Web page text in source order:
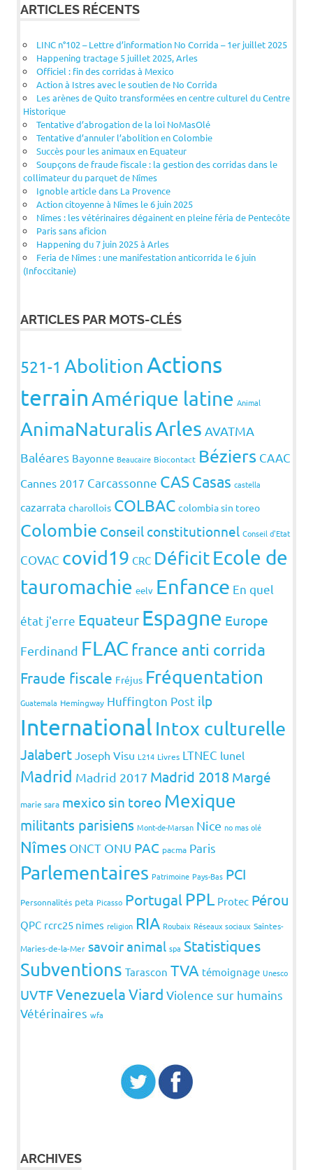
ARTICLES RÉCENTS
LINC n°102 – Lettre d’information No Corrida – 1er juillet 2025
Happening tractage 5 juillet 2025, Arles
Officiel : fin des corridas à Mexico
Action à Istres avec le soutien de No Corrida
Les arènes de Quito transformées en centre culturel du Centre
Historique
Tentative d’abrogation de la loi NoMasOlé
Tentative d’annuler l’abolition en Colombie
Succès pour les animaux en Equateur
Soupçons de fraude fiscale : la gestion des corridas dans le
collimateur du parquet de Nîmes
Ignoble article dans La Provence
Action citoyenne à Nîmes le 6 juin 2025
Nîmes : les vétérinaires dégainent en pleine féria de Pentecôte
Paris sans aficion
Happening du 7 juin 2025 à Arles
Feria de Nîmes : une manifestation anticorrida le 6 juin
(Infoccitanie)
ARTICLES PAR MOTS-CLÉS
521-1 AbolitionActions
terrainAmérique latine Animal
AnimaNaturalisArles AVATMA
Baléares Bayonne Beaucaire Biocontact Béziers CAAC
Cannes 2017 Carcassonne CASCasas castella
cazarrata charollois COLBAC colombia sin toreo
Colombie Conseil constitutionnel Conseil d'Etat
COVAC covid19 CRC DéficitEcole de
tauromachie eelv Enfance En quel
état j'erre Equateur Espagne Europe
Ferdinand FLAC france anti corrida
Fraude fiscale Fréjus Fréquentation
Guatemala Hemingway Huffington Post ilp
International Intox culturelle
Jalabert Joseph Visu L214 Livres LTNEC lunel
Madrid Madrid 2017 Madrid 2018 Margé
marie sara mexico sin toreo Mexique
militants parisiens Mont-de-Marsan Nice no mas olé
Nîmes ONCT ONU PAC pacma Paris
Parlementaires Patrimoine Pays-Bas PCI
Personnalités peta Picasso Portugal PPL Protec Pérou
QPC rcrc25 nimes religion RIA Roubaix Réseaux sociaux Saintes-
Maries-de-la-Mer savoir animal spa Statistiques
Subventions Tarascon TVA témoignage Unesco
UVTFVenezuelaViard Violence sur humains
Vétérinaires wfa
ARCHIVES